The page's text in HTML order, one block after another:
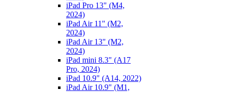
iPad Pro 13" (M4,
2024)
iPad Air 11" (M2,
2024)
iPad Air 13" (M2,
2024)
iPad mini 8.3" (A17
Pro, 2024)
iPad 10.9" (A14, 2022)
iPad Air 10.9" (M1,